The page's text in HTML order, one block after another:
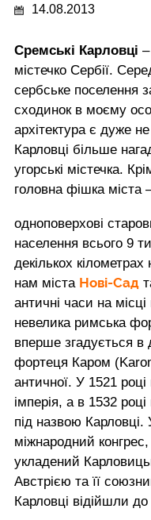
14.08.2013
Сремські Карловці
містечко Сербії.
сербське поселення
сходинок в моєму
архітектура є дуже
Карловці більше
угорські містечка.
головна фішка міста
одноповерхові
населення всього 9
декількох
нам міста Нові-Сад
античні часи на
невелика римська
вперше згадується в
фортеця Каром
античної. У 1521
імперія, а в 1532
під назвою Карловці.
міжнародний
укладений
Австрією та її
Карловці відійшли до